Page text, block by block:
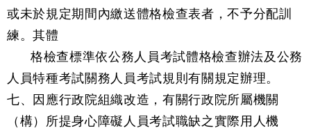
或未於規定期間內繳送體格檢查表者，不予分配訓
練。其體
格檢查標準依公務人員考試體格檢查辦法及公務
人員特種考試關務人員考試規則有關規定辦理。
七、因應行政院組織改造，有關行政院所屬機關
（構）所提身心障礙人員考試職缺之實際用人機